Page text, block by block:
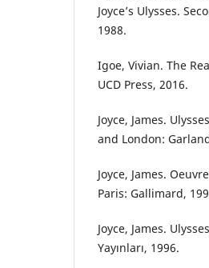
Joyce’s Ulysses.
1988.
Igoe, Vivian. The
UCD Press, 2016.
Joyce, James.
and London:
Joyce, James.
Paris: Gallimard,
Joyce, James.
Yayınları, 1996.